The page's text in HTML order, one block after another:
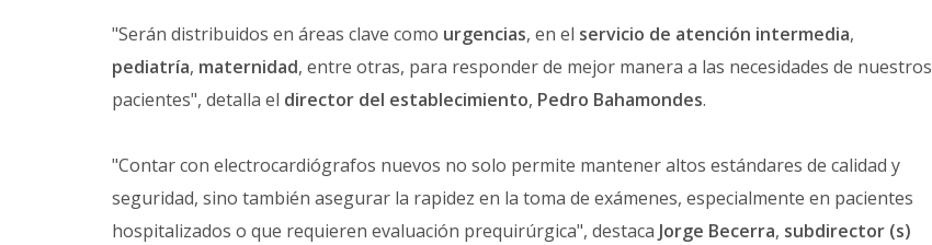
"Serán distribuidos en áreas clave como urgencias, en el servicio de atención intermedia,
pediatría, maternidad, entre otras, para responder de mejor manera a las necesidades de nuestros
pacientes", detalla el director del establecimiento, Pedro Bahamondes.
"Contar con electrocardiógrafos nuevos no solo permite mantener altos estándares de calidad y
seguridad, sino también asegurar la rapidez en la toma de exámenes, especialmente en pacientes
hospitalizados o que requieren evaluación prequirúrgica", destaca Jorge Becerra, subdirector (s)